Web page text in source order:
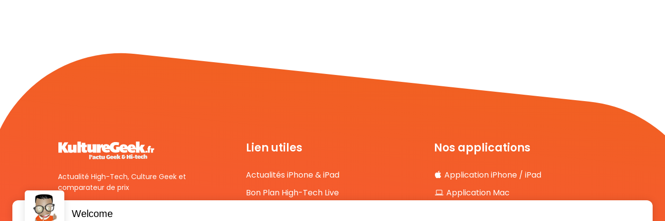
Actualité High-Tech, Culture Geek et
comparateur de prix
Lien utiles
Actualités iPhone & iPad
Bon Plan High-Tech Live
Nos applications
Application iPhone / iPad
Application Mac
Welcome